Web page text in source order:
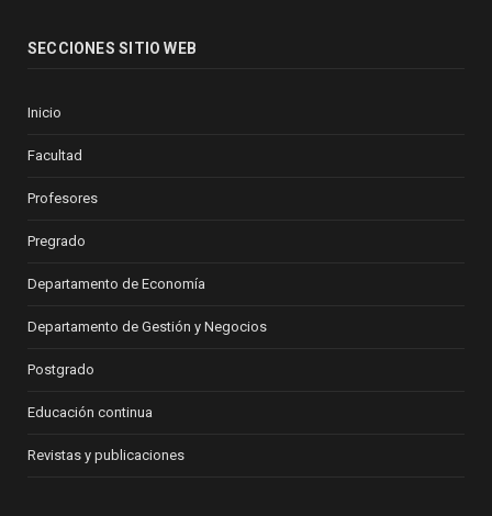
SECCIONES SITIO WEB
Inicio
Facultad
Profesores
Pregrado
Departamento de Economía
Departamento de Gestión y Negocios
Postgrado
Educación continua
Revistas y publicaciones